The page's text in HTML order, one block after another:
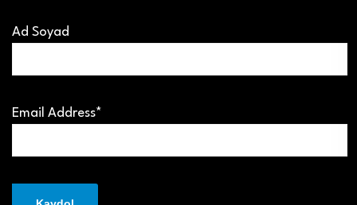
Ad Soyad
Email Address*